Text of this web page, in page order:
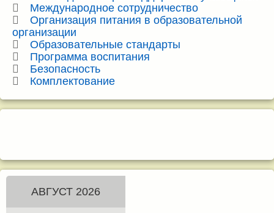
Международное сотрудничество
Организация питания в образовательной
организации
Образовательные стандарты
Программа воспитания
Безопасность
Комплектование
АВГУСТ 2026